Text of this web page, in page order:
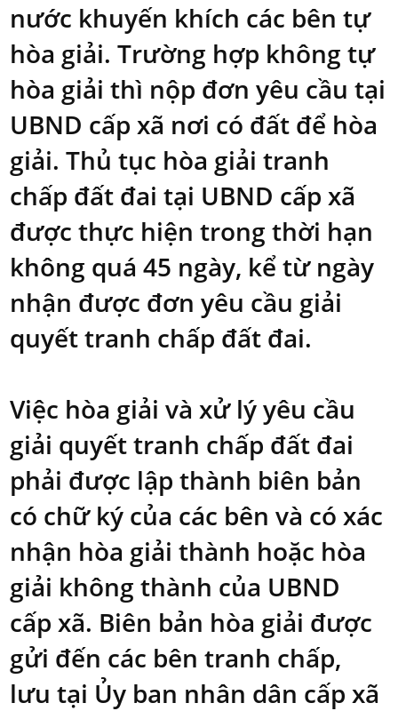
nước khuyến khích các bên tự
hòa giải. Trường hợp không tự
hòa giải thì nộp đơn yêu cầu tại
UBND cấp xã nơi có đất để hòa
giải. Thủ tục hòa giải tranh
chấp đất đai tại UBND cấp xã
được thực hiện trong thời hạn
không quá 45 ngày, kể từ ngày
nhận được đơn yêu cầu giải
quyết tranh chấp đất đai.
Việc hòa giải và xử lý yêu cầu
giải quyết tranh chấp đất đai
phải được lập thành biên bản
có chữ ký của các bên và có xác
nhận hòa giải thành hoặc hòa
giải không thành của UBND
cấp xã. Biên bản hòa giải được
gửi đến các bên tranh chấp,
lưu tại Ủy ban nhân dân cấp xã